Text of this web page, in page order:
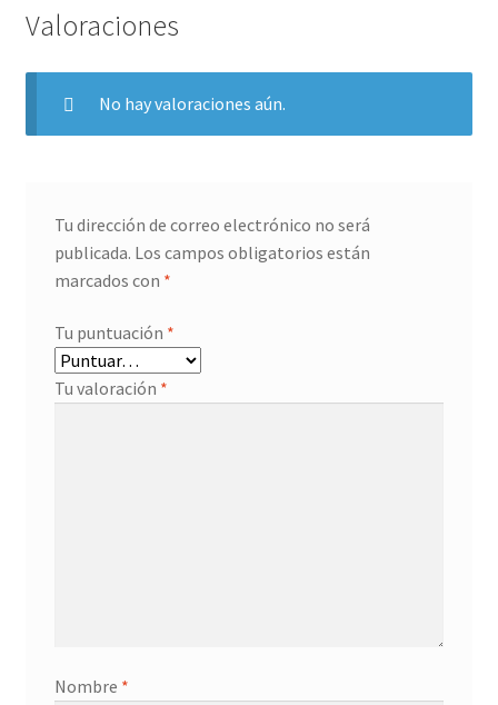
Valoraciones
No hay valoraciones aún.
Tu dirección de correo electrónico no será
publicada. Los campos obligatorios están
marcados con *
Tu puntuación *
Tu valoración *
Nombre *